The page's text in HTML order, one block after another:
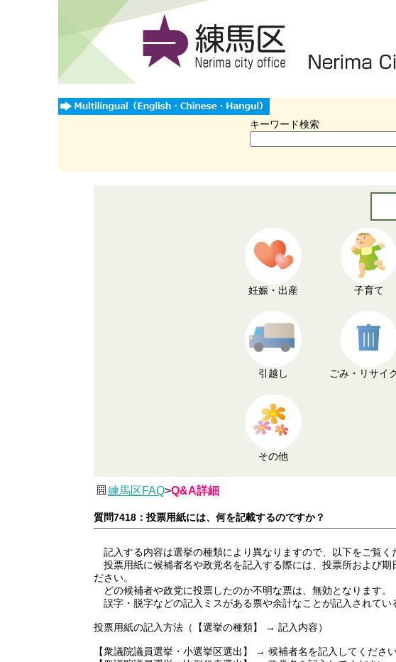
キーワード検索
妊娠・出産 子育て
引越し ごみ・リサイ
その他
練馬区FAQ>Q&A詳細
質問7418：投票用紙には、何を記載するのですか？
記入する内容は選挙の種類により異なりますので、以下をご覧く
投票用紙に候補者名や政党名を記入する際には、投票所および
ださい。
どの候補者や政党に投票したのか不明な票は、無効となります。
誤字・脱字などの記入ミスがある票や余計なことが記入されてい
投票用紙の記入方法（【選挙の種類】 → 記入内容）
【衆議院議員選挙・小選挙区選出】 → 候補者名を記入してください